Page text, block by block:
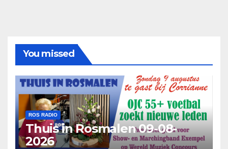
You missed
ROS RADIO
Thuis in Rosmalen 09-08-
2026